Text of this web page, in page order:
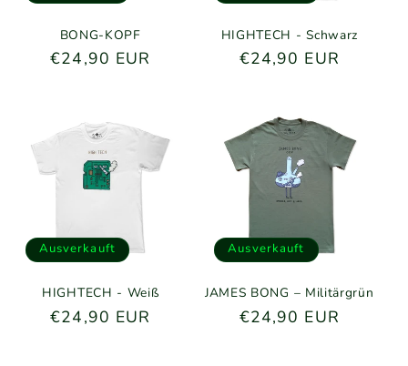
BONG-KOPF
Normaler
€24,90 EUR
HIGHTECH - Schwarz
Normaler
€24,90 EUR
Ausverkauft
HIGHTECH - Weiß
Normaler
€24,90 EUR
Ausverkauft
JAMES BONG – Militärgrün
Normaler
€24,90 EUR